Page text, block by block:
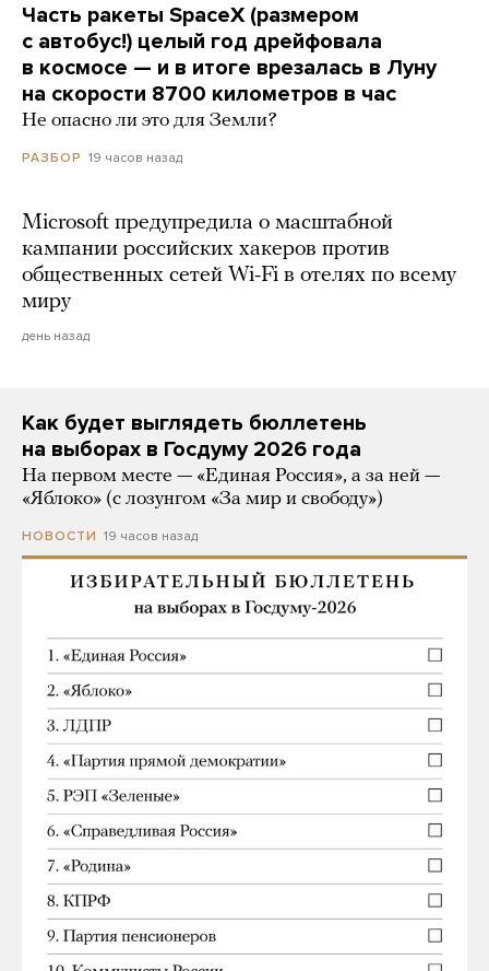
Часть ракеты SpaceX (размером
с автобус!) целый год дрейфовала
в космосе — и в итоге врезалась в Луну
на скорости 8700 километров в час
Не опасно ли это для Земли?
РАЗБОР 19 часов назад
Microsoft предупредила о масштабной
кампании российских хакеров против
общественных сетей Wi-Fi в отелях по всему
миру
день назад
Как будет выглядеть бюллетень
на выборах в Госдуму 2026 года
На первом месте — «Единая Россия», а за ней —
«Яблоко» (с лозунгом «За мир и свободу»)
НОВОСТИ 19 часов назад